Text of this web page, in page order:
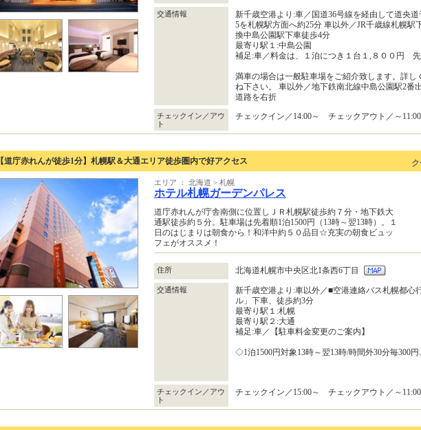
交通情報
新千歳空港より:車／国道36号線を経由して道央
5を札幌駅方面へ約25分 車以外／JR千歳線札幌駅
換中島公園駅下車徒歩4分
最寄り駅１:中島公園
補足:車／料金は、１泊につき１台１,８００円
満車の場合は一般駐車場をご紹介致します。詳し
ね下さい。 車以外／地下鉄南北線中島公園駅2番
道路を右折
チェックイン／アウ
ト
チェックイン／14:00～ チェックアウト／～11:00
【道庁赤れんが徒歩1分】札幌駅＆大通エリア徒歩圏内で好アクセス
エリア ： 北海道 > 札幌
ホテル札幌ガーデンパレス
道庁赤れんが庁舎南側に位置しＪＲ札幌駅徒歩約７分・地下鉄大
通駅徒歩約５分。駐車場は先着順1泊1500円（13時～翌13時）。１
日のはじまりは朝食から！和洋中約５０品目☆充実の朝食ビュッ
フェがオススメ！
住所 北海道札幌市中央区北1条西6丁目
交通情報
新千歳空港より:車以外／■空港連絡バス札幌都心
ル」下車、徒歩約3分
最寄り駅１:札幌
最寄り駅２:大通
補足:車／【駐車料金変更のご案内】
◇1泊1500円対象13時～翌13時/時間外30分毎300円
チェックイン／アウ
ト
チェックイン／15:00～ チェックアウト／～11:00